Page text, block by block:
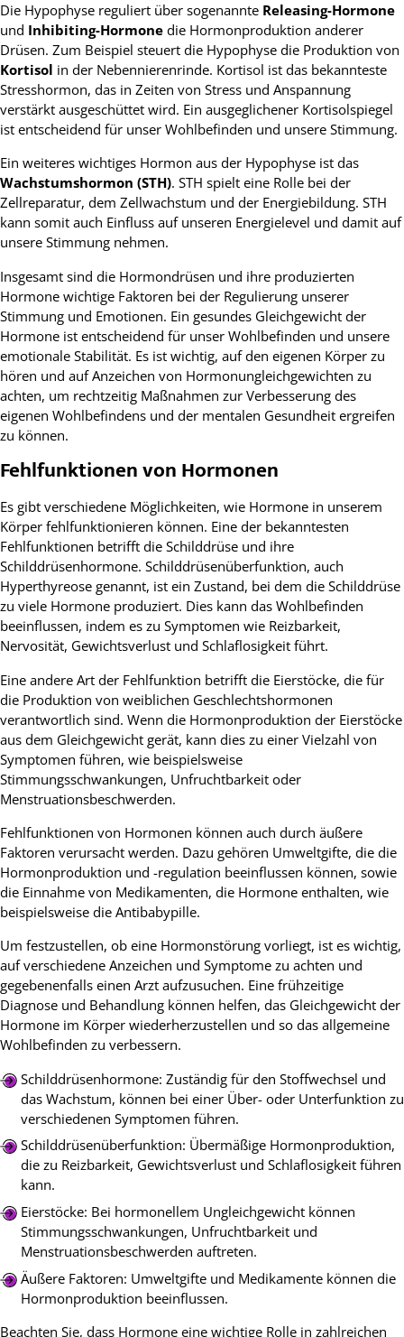
Die Hypophyse reguliert über sogenannte Releasing-Hormone
und Inhibiting-Hormone die Hormonproduktion anderer
Drüsen. Zum Beispiel steuert die Hypophyse die Produktion von
Kortisol in der Nebennierenrinde. Kortisol ist das bekannteste
Stresshormon, das in Zeiten von Stress und Anspannung
verstärkt ausgeschüttet wird. Ein ausgeglichener Kortisolspiegel
ist entscheidend für unser Wohlbefinden und unsere Stimmung.
Ein weiteres wichtiges Hormon aus der Hypophyse ist das
Wachstumshormon (STH). STH spielt eine Rolle bei der
Zellreparatur, dem Zellwachstum und der Energiebildung. STH
kann somit auch Einfluss auf unseren Energielevel und damit auf
unsere Stimmung nehmen.
Insgesamt sind die Hormondrüsen und ihre produzierten
Hormone wichtige Faktoren bei der Regulierung unserer
Stimmung und Emotionen. Ein gesundes Gleichgewicht der
Hormone ist entscheidend für unser Wohlbefinden und unsere
emotionale Stabilität. Es ist wichtig, auf den eigenen Körper zu
hören und auf Anzeichen von Hormonungleichgewichten zu
achten, um rechtzeitig Maßnahmen zur Verbesserung des
eigenen Wohlbefindens und der mentalen Gesundheit ergreifen
zu können.
Fehlfunktionen von Hormonen
Es gibt verschiedene Möglichkeiten, wie Hormone in unserem
Körper fehlfunktionieren können. Eine der bekanntesten
Fehlfunktionen betrifft die Schilddrüse und ihre
Schilddrüsenhormone. Schilddrüsenüberfunktion, auch
Hyperthyreose genannt, ist ein Zustand, bei dem die Schilddrüse
zu viele Hormone produziert. Dies kann das Wohlbefinden
beeinflussen, indem es zu Symptomen wie Reizbarkeit,
Nervosität, Gewichtsverlust und Schlaflosigkeit führt.
Eine andere Art der Fehlfunktion betrifft die Eierstöcke, die für
die Produktion von weiblichen Geschlechtshormonen
verantwortlich sind. Wenn die Hormonproduktion der Eierstöcke
aus dem Gleichgewicht gerät, kann dies zu einer Vielzahl von
Symptomen führen, wie beispielsweise
Stimmungsschwankungen, Unfruchtbarkeit oder
Menstruationsbeschwerden.
Fehlfunktionen von Hormonen können auch durch äußere
Faktoren verursacht werden. Dazu gehören Umweltgifte, die die
Hormonproduktion und -regulation beeinflussen können, sowie
die Einnahme von Medikamenten, die Hormone enthalten, wie
beispielsweise die Antibabypille.
Um festzustellen, ob eine Hormonstörung vorliegt, ist es wichtig,
auf verschiedene Anzeichen und Symptome zu achten und
gegebenenfalls einen Arzt aufzusuchen. Eine frühzeitige
Diagnose und Behandlung können helfen, das Gleichgewicht der
Hormone im Körper wiederherzustellen und so das allgemeine
Wohlbefinden zu verbessern.
Schilddrüsenhormone: Zuständig für den Stoffwechsel und
das Wachstum, können bei einer Über- oder Unterfunktion zu
verschiedenen Symptomen führen.
Schilddrüsenüberfunktion: Übermäßige Hormonproduktion,
die zu Reizbarkeit, Gewichtsverlust und Schlaflosigkeit führen
kann.
Eierstöcke: Bei hormonellem Ungleichgewicht können
Stimmungsschwankungen, Unfruchtbarkeit und
Menstruationsbeschwerden auftreten.
Äußere Faktoren: Umweltgifte und Medikamente können die
Hormonproduktion beeinflussen.
Beachten Sie, dass Hormone eine wichtige Rolle in zahlreichen